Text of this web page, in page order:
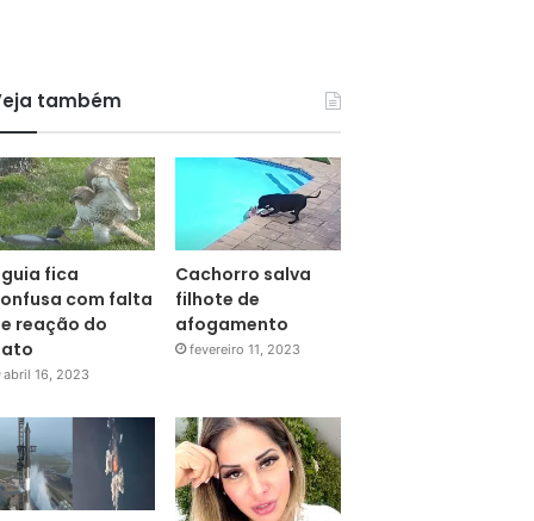
também
fica
com falta
reação do
abril 16, 2023
Cachorro salva
filhote de
afogamento
fevereiro 11, 2023